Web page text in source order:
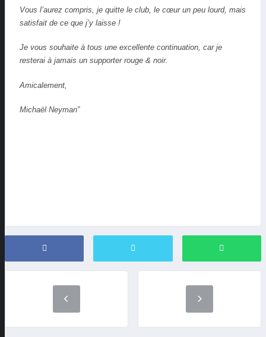
Vous l’aurez compris, je quitte le club, le cœur un peu lourd, mais
satisfait de ce que j’y laisse !
Je vous souhaite à tous une excellente continuation, car je
resterai à jamais un supporter rouge & noir.
Amicalement,
Michaël Neyman”